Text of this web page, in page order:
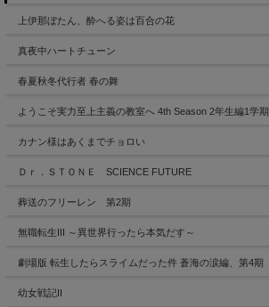
上伊那ぼたん、酔へる姿は百合の花
真夜中ハートチューン
春夏秋冬代行者 春の舞
ようこそ実力至上主義の教室へ 4th Season 2年生編1学期
カナン様はあくまでチョロい
Ｄｒ．ＳＴＯＮＥ SCIENCE FUTURE
葬送のフリーレン 第2期
無職転生III ～異世界行ったら本気だす～
劇場版 転生したらスライムだった件 蒼海の涙編、第4期
幼女戦記II